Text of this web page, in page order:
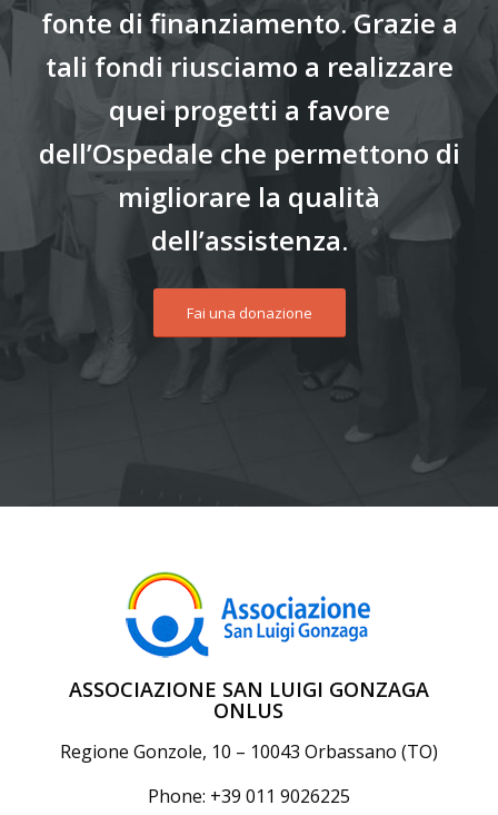
fonte di finanziamento. Grazie a
tali fondi riusciamo a realizzare
quei progetti a favore
dell’Ospedale che permettono di
migliorare la qualità
dell’assistenza.
Fai una donazione
ASSOCIAZIONE SAN LUIGI GONZAGA
ONLUS
Regione Gonzole, 10 – 10043 Orbassano (TO)
Phone: +39 011 9026225